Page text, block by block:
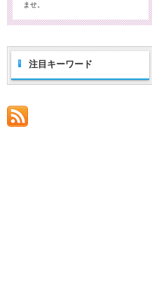
ませ。
注目キーワード